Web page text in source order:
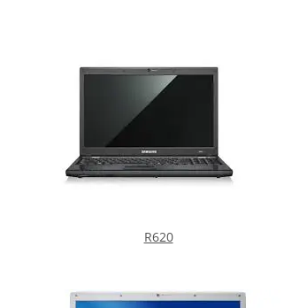
R620